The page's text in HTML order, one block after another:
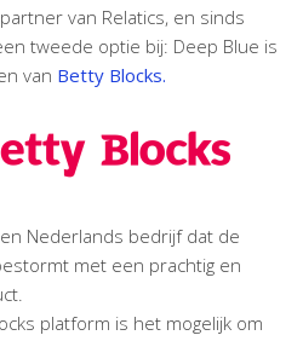
van Relatics, en sinds
tweede optie bij: Deep Blue is
van Betty Blocks.
Nederlands bedrijf dat de
met een prachtig en
platform is het mogelijk om